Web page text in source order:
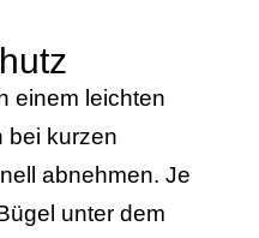
einem leichten
bei kurzen
abnehmen. Je
unter dem